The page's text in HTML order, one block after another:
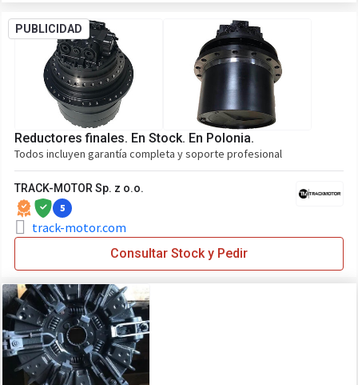
PUBLICIDAD
Reductores finales. En Stock. En Polonia.
Todos incluyen garantía completa y soporte profesional
TRACK-MOTOR Sp. z o.o.
5
track-motor.com
Consultar Stock y Pedir